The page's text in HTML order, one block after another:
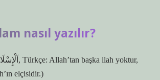
nasıl yazılır?
elçisidir.)